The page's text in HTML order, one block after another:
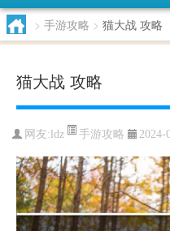
> 手游攻略 > 猫大战 攻略
猫大战 攻略
网友:ldz 手游攻略 2024-